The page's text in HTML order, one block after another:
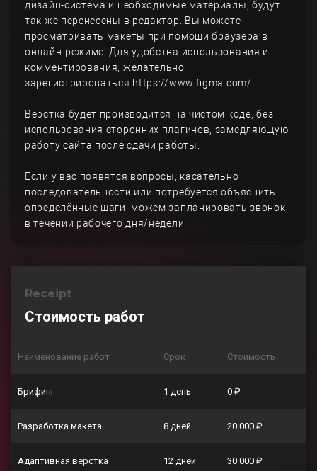
дизайн-система и необходимые материалы, будут
так же перенесены в редактор. Вы можете
просматривать макеты при помощи браузера в
онлайн-режиме. Для удобства использования и
комментирования, желательно
зарегистрироваться https://www.figma.com/
Верстка будет производится на чистом коде, без
использования сторонних плагинов, замедляющую
работу сайта после сдачи работы.
Если у вас появятся вопросы, касательно
последовательности или потребуется объяснить
определённые шаги, можем запланировать звонок
в течении рабочего дня/недели.
Receipt
Стоимость работ
Наименование работ Срок Стоимость
Брифинг 1 день 0 ₽
Разработка макета 8 дней 20 000 ₽
Адаптивная верстка 12 дней 30 000 ₽